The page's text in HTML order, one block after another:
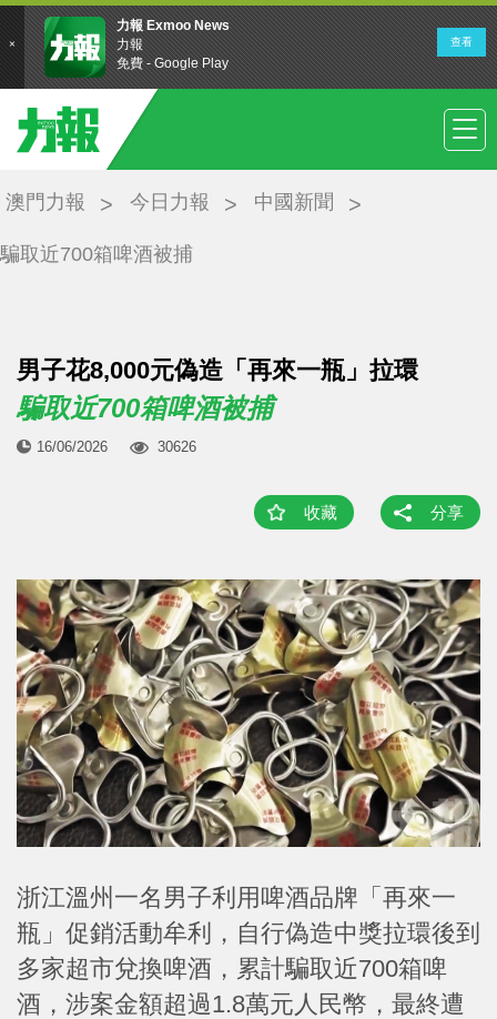
澳門力報 今日力報 中國新聞
騙取近700箱啤酒被捕
男子花8,000元偽造「再來一瓶」拉環
騙取近700箱啤酒被捕
16/06/2026 30626
收藏 分享
浙江溫州一名男子利用啤酒品牌「再來一
瓶」促銷活動牟利，自行偽造中獎拉環後到
多家超市兌換啤酒，累計騙取近700箱啤
酒，涉案金額超過1.8萬元人民幣，最終遭